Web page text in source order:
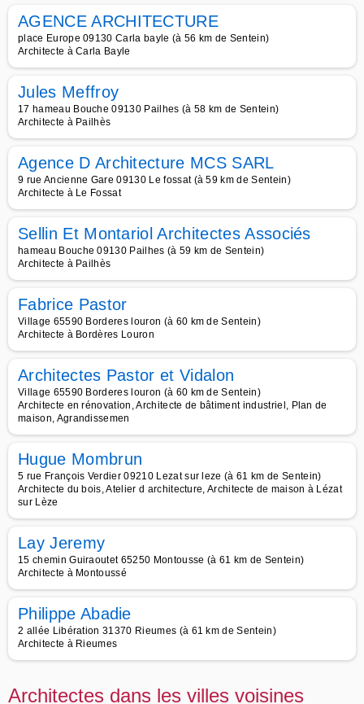
AGENCE ARCHITECTURE
place Europe 09130 Carla bayle (à 56 km de Sentein)
Architecte à Carla Bayle
Jules Meffroy
17 hameau Bouche 09130 Pailhes (à 58 km de Sentein)
Architecte à Pailhès
Agence D Architecture MCS SARL
9 rue Ancienne Gare 09130 Le fossat (à 59 km de Sentein)
Architecte à Le Fossat
Sellin Et Montariol Architectes Associés
hameau Bouche 09130 Pailhes (à 59 km de Sentein)
Architecte à Pailhès
Fabrice Pastor
Village 65590 Borderes louron (à 60 km de Sentein)
Architecte à Bordères Louron
Architectes Pastor et Vidalon
Village 65590 Borderes louron (à 60 km de Sentein)
Architecte en rénovation, Architecte de bâtiment industriel, Plan de
maison, Agrandissemen
Hugue Mombrun
5 rue François Verdier 09210 Lezat sur leze (à 61 km de Sentein)
Architecte du bois, Atelier d architecture, Architecte de maison à Lézat
sur Lèze
Lay Jeremy
15 chemin Guiraoutet 65250 Montousse (à 61 km de Sentein)
Architecte à Montoussé
Philippe Abadie
2 allée Libération 31370 Rieumes (à 61 km de Sentein)
Architecte à Rieumes
Architectes dans les villes voisines